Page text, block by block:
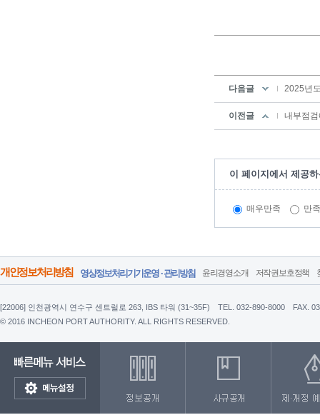
다음글 2025년
이전글 내부점
이 페이지에서 제공
매우만족 만족
개인정보처리방침 영상정보처리기기운영 · 관리방침 윤리경영소개 저작권보호정책
[22006] 인천광역시 연수구 센트럴로 263, IBS 타워 (31~35F) TEL. 032-890-8000
FAX.
© 2016 INCHEON PORT AUTHORITY. ALL RIGHTS RESERVED.